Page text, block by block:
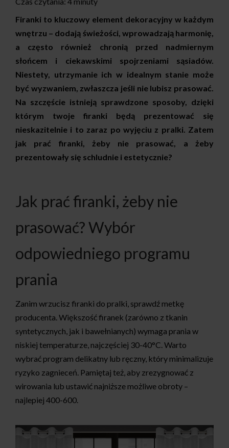
Firanki to kluczowy element dekoracyjny w każdym
wnętrzu – dodają świeżości, wprowadzają harmonię,
a często również chronią przed nadmiernym
słońcem i ciekawskimi spojrzeniami sąsiadów.
Niestety, utrzymanie ich w idealnym stanie może
być wyzwaniem, zwłaszcza jeśli nie lubisz prasować.
Na szczęście istnieją sprawdzone sposoby, dzięki
którym twoje firanki będą prezentować się
nieskazitelnie i to zaraz po wyjęciu z pralki. Zatem
jak prać firanki, żeby nie prasować, a żeby
prezentowały się schludnie i estetycznie?
Jak prać firanki, żeby nie
prasować? Wybór
odpowiedniego programu
prania
Zanim wrzucisz firanki do pralki, sprawdź metkę
producenta. Większość firanek (zarówno z tkanin
syntetycznych, jak i bawełnianych) wymaga prania w
niskiej temperaturze, najczęściej 30-40°C. Warto
wybrać program delikatny lub ręczny, który minimalizuje
ryzyko zagnieceń. Pamiętaj też, aby zrezygnować z
wirowania lub ustawić najniższe możliwe obroty –
najlepiej 400-600.